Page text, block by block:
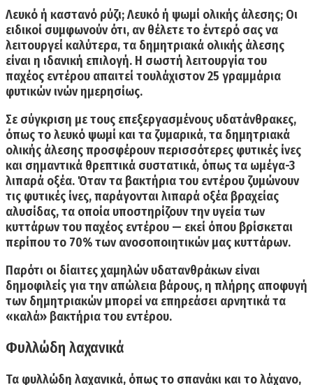
Λευκό ή καστανό ρύζι; Λευκό ή ψωμί ολικής άλεσης; Οι
ειδικοί συμφωνούν ότι, αν θέλετε το έντερό σας να
λειτουργεί καλύτερα, τα δημητριακά ολικής άλεσης
είναι η ιδανική επιλογή. Η σωστή λειτουργία του
παχέος εντέρου απαιτεί τουλάχιστον 25 γραμμάρια
φυτικών ινών ημερησίως.
Σε σύγκριση με τους επεξεργασμένους υδατάνθρακες,
όπως το λευκό ψωμί και τα ζυμαρικά, τα δημητριακά
ολικής άλεσης προσφέρουν περισσότερες φυτικές ίνες
και σημαντικά θρεπτικά συστατικά, όπως τα ωμέγα-3
λιπαρά οξέα. Όταν τα βακτήρια του εντέρου ζυμώνουν
τις φυτικές ίνες, παράγονται λιπαρά οξέα βραχείας
αλυσίδας, τα οποία υποστηρίζουν την υγεία των
κυττάρων του παχέος εντέρου — εκεί όπου βρίσκεται
περίπου το 70% των ανοσοποιητικών μας κυττάρων.
Παρότι οι δίαιτες χαμηλών υδατανθράκων είναι
δημοφιλείς για την απώλεια βάρους, η πλήρης αποφυγή
των δημητριακών μπορεί να επηρεάσει αρνητικά τα
«καλά» βακτήρια του εντέρου.
Φυλλώδη λαχανικά
Τα φυλλώδη λαχανικά, όπωςτο σπανάκι και το λάχανο,